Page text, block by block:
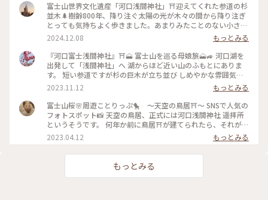
富士山世界文化遺産「河口浅間神社」⛩️迎えてくれた参道の杉
並木🌲樹齢800年、降り注ぐ太陽の光が木々の間から降り注ぎ
とっても気持ちよく歩きました。あまりみたことのない小さな
お社があり、帰って調べてみると「波多志（はたし）神」✨北
麓地方に伝わる「徐福伝説」にもかかわるとされる、小さなお
社だと知りました✨山梨県指定の天然記念物である「七本杉」
は樹齢1200年、どれも立派で長い年月ここを守って来たんで
すね🌲全国にある「浅間神社」は、およそ1300社、ほとんど
の社 が「せんげん」と読んでいますが、ここは「あさま」古
い日本語で「火の山」を意味し、中国から漢字を輸入し「浅
間」と当てた結果、のち に「せんげん」と読み下すほうが主
流になったという説もありますが、詳細は、なお不明‥改めて
富士山の歴史を感じました。お詣りできて幸せです☺️
2024.11.3 #ベストトリップ2024 #河口浅間神社 #富士山世界
文化遺産 #波多志神 #七本杉 #神社 #富士山
2024.12.08
もっとみる
『河口富士浅間神社』⛩🗻 富士山を巡る母娘旅🗻🚙 河口湖を
出発して「浅間神社」へ 湖からほど近い山のふもとにありま
す。 短い参道ですが杉の巨木が立ち並び しめやかな雰囲気で
す✨ 境内には特に大きな杉でしょうか 七本の御神木群が立っ
ています。 「河口浅間神社の七本杉」と呼ばれ いずれも高さ
四十メートルの巨木で 樹齢は千二百年を超えていると言われ
それぞれ名前がつけられて まっすぐ天に向かって伸びていま
した🌲✨ 杉の木のそばにいる人を見ると その大きさがわかり
ます😆 杉群の奥に建つ本殿も荘厳な雰囲気です。 河口浅間神
社は西暦865年に 富士山の噴火を鎮めるべく創祀され、 「富
行ける場所でもあり 地域の方々に大切にされているのが よく
わかります。 お参りできてよかったです😌 上に登れば遥拝所
もあるので 時間のある方はぜひ行かれてください✨ 参拝中パ
2023.11.12
もっとみる
富士山桜🌸周遊ことりっぷ🐤 〜天空の鳥居⛩〜 SNSで人気の
フォトスポット📸 天空の鳥居、正式には河口浅間神社 遥拝所
というそうです。 何年か前に鳥居⛩が建てられたら、それが
SNSで人気になり、この土地の方も驚いているとのこと。 ここ
も昨年は、お天気が悪くて是非また来たい！と思っていた場
所、まさに天空🌥️ 3枚目は、プロのモデルさんなのか、外国人
観光客なのか分かりませんが、📸便乗させてもらいました。ち
ょっとインスタチック😄 そうそう、ここに上がってくる途中
2023.04.12 もっとみる
もっとみる